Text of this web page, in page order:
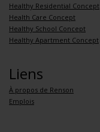
Healthy Residential Concept
Health Care Concept
Healthy School Concept
Healthy Apartment Concept
Liens
À propos de Renson
Emplois